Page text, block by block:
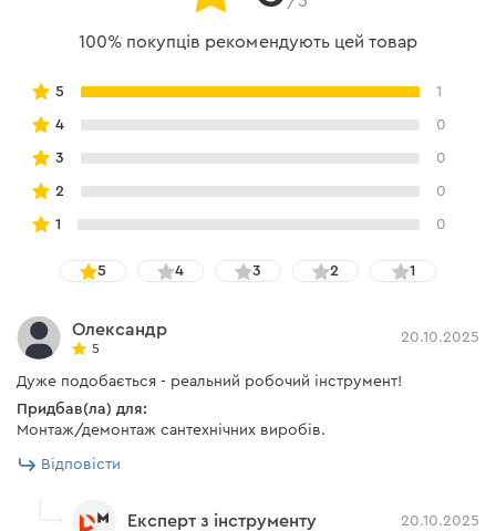
100% покупців рекомендують цей товар
5 1
4 0
3 0
2 0
1 0
5 4 3 2 1
Олександр
5
20.10.2025
Дуже подобається - реальний робочий інструмент!
Придбав(ла) для:
Монтаж/демонтаж сантехнічних виробів.
Відповісти
Експерт з інструменту 20.10.2025